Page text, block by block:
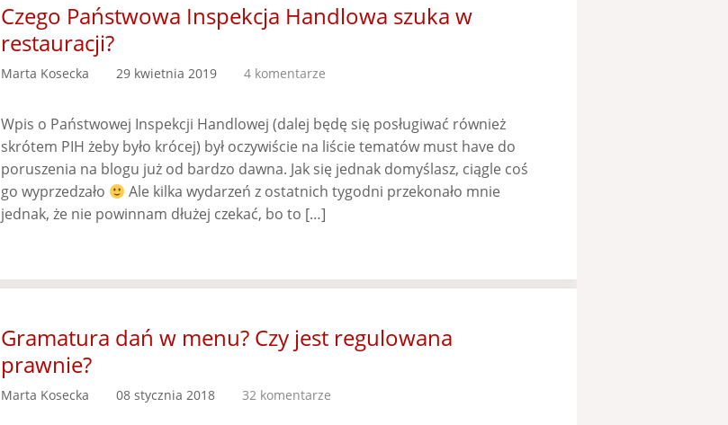
Czego Państwowa Inspekcja Handlowa szuka w
restauracji?
Marta Kosecka 29 kwietnia 2019 4 komentarze
Wpis o Państwowej Inspekcji Handlowej (dalej będę się posługiwać również
skrótem PIH żeby było krócej) był oczywiście na liście tematów must have do
poruszenia na blogu już od bardzo dawna. Jak się jednak domyślasz, ciągle coś
go wyprzedzało
Ale kilka wydarzeń z ostatnich tygodni przekonało mnie
jednak, że nie powinnam dłużej czekać, bo to […]
Gramatura dań w menu? Czy jest regulowana
prawnie?
Marta Kosecka 08 stycznia 2018 32 komentarze